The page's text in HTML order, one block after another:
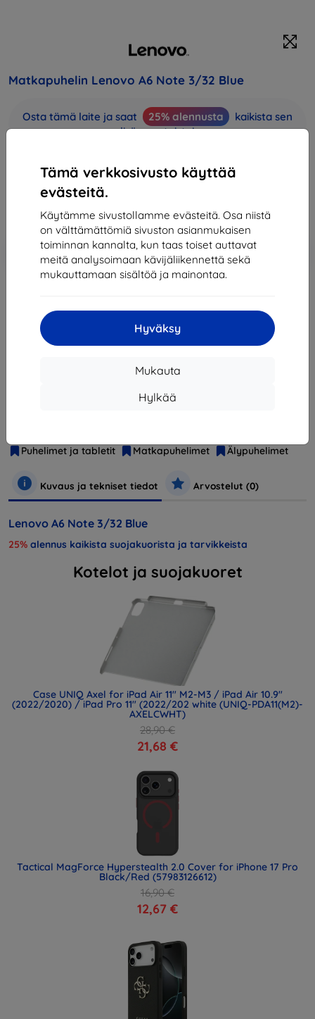
Tämä verkkosivusto käyttää
evästeitä.
Käytämme sivustollamme evästeitä. Osa niistä
on välttämättömiä sivuston asianmukaisen
toiminnan kannalta, kun taas toiset auttavat
meitä analysoimaan kävijäliikennettä sekä
mukauttamaan sisältöä ja mainontaa.
Hyväksy
Mukauta
Hylkää
Matkapuhelin Lenovo A6 Note 3/32 Blue
Osta tämä laite ja saat 25% alennusta
kaikista sen
lisävarusteista!
133,90 €
120,50 €
Hinta ilman ALV:tä97,18 €
-10%
Alennus kupongilla
EXTRA10
Lisää
ostoskoriin
Loppuunmyyty
Loppuunmyyty
Puhelimet ja tabletit
Matkapuhelimet Älypuhelimet
Kuvaus ja tekniset tiedot Arvostelut (0)
Lenovo A6 Note 3/32 Blue
25% alennus kaikista suojakuorista ja tarvikkeista
Kotelot ja suojakuoret
Case UNIQ Axel for iPad Air 11" M2-M3 / iPad Air 10.9"
(2022/2020) / iPad Pro 11" (2022/202 white (UNIQ-PDA11(M2)-
AXELCWHT)
28,90 €
21,68 €
Tactical MagForce Hyperstealth 2.0 Cover for iPhone 17 Pro
Black/Red (57983126612)
16,90 €
12,67 €